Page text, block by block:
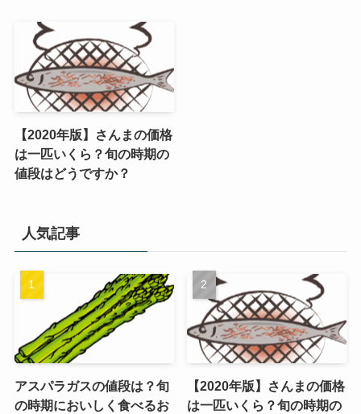
【2020年版】さんまの価格
は一匹いくら？旬の時期の
値段はどうですか？
人気記事
アスパラガスの値段は？旬
の時期においしく食べるお
【2020年版】さんまの価格
は一匹いくら？旬の時期の